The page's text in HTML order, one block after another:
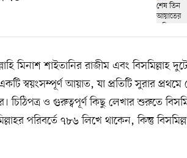
শাইতানির রাজীম এবং বিসমিল্লাহ
স্বয়ংসম্পূর্ণ আয়াত, যা প্রতিটি সুরার প্রথমে
চিঠিপত্র ও গুরুত্বপূর্ণ কিছু লেখার শুরুতে
পরিবর্তে ৭৮৬ লিখে থাকেন, কিন্তু